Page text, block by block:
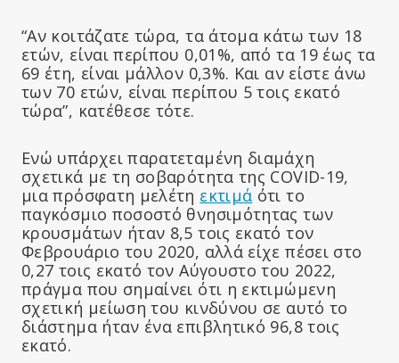
“Αν κοιτάζατε τώρα, τα άτομα κάτω των 18
ετών, είναι περίπου 0,01%, από τα 19 έως τα
69 έτη, είναι μάλλον 0,3%. Και αν είστε άνω
των 70 ετών, είναι περίπου 5 τοις εκατό
τώρα”, κατέθεσε τότε.
Ενώ υπάρχει παρατεταμένη διαμάχη
σχετικά με τη σοβαρότητα της COVID-19,
μια πρόσφατη μελέτη εκτιμά ότι το
παγκόσμιο ποσοστό θνησιμότητας των
κρουσμάτων ήταν 8,5 τοις εκατό τον
Φεβρουάριο του 2020, αλλά είχε πέσει στο
0,27 τοις εκατό τον Αύγουστο του 2022,
πράγμα που σημαίνει ότι η εκτιμώμενη
σχετική μείωση του κινδύνου σε αυτό το
διάστημα ήταν ένα επιβλητικό 96,8 τοις
εκατό.